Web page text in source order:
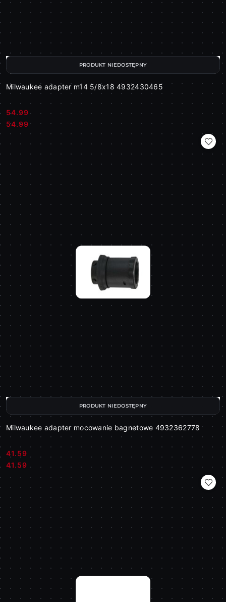
Milwaukee adapter m14 5/8x18 4932430465
Cena:
54.99
Cena:
54.99
PRODUKT NIEDOSTĘPNY
Milwaukee adapter mocowanie bagnetowe 4932362778
Cena:
41.59
Cena:
41.59
PRODUKT NIEDOSTĘPNY